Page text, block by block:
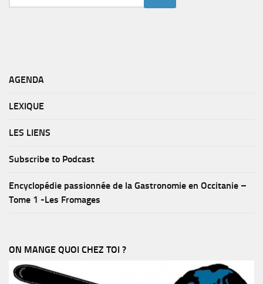
AGENDA
LEXIQUE
LES LIENS
Subscribe to Podcast
Encyclopédie passionnée de la Gastronomie en Occitanie –
Tome 1 -Les Fromages
ON MANGE QUOI CHEZ TOI ?